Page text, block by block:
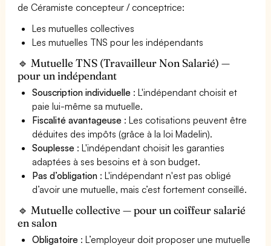
de Céramiste concepteur / conceptrice:
Les mutuelles collectives
Les mutuelles TNS pour les indépendants
🔹 Mutuelle TNS (Travailleur Non Salarié) —
pour un indépendant
Souscription individuelle : L'indépendant choisit et
paie lui-même sa mutuelle.
Fiscalité avantageuse : Les cotisations peuvent être
déduites des impôts (grâce à la loi Madelin).
Souplesse : L'indépendant choisit les garanties
adaptées à ses besoins et à son budget.
Pas d’obligation : L'indépendant n'est pas obligé
d’avoir une mutuelle, mais c’est fortement conseillé.
🔹 Mutuelle collective — pour un coiffeur salarié
en salon
Obligatoire : L’employeur doit proposer une mutuelle